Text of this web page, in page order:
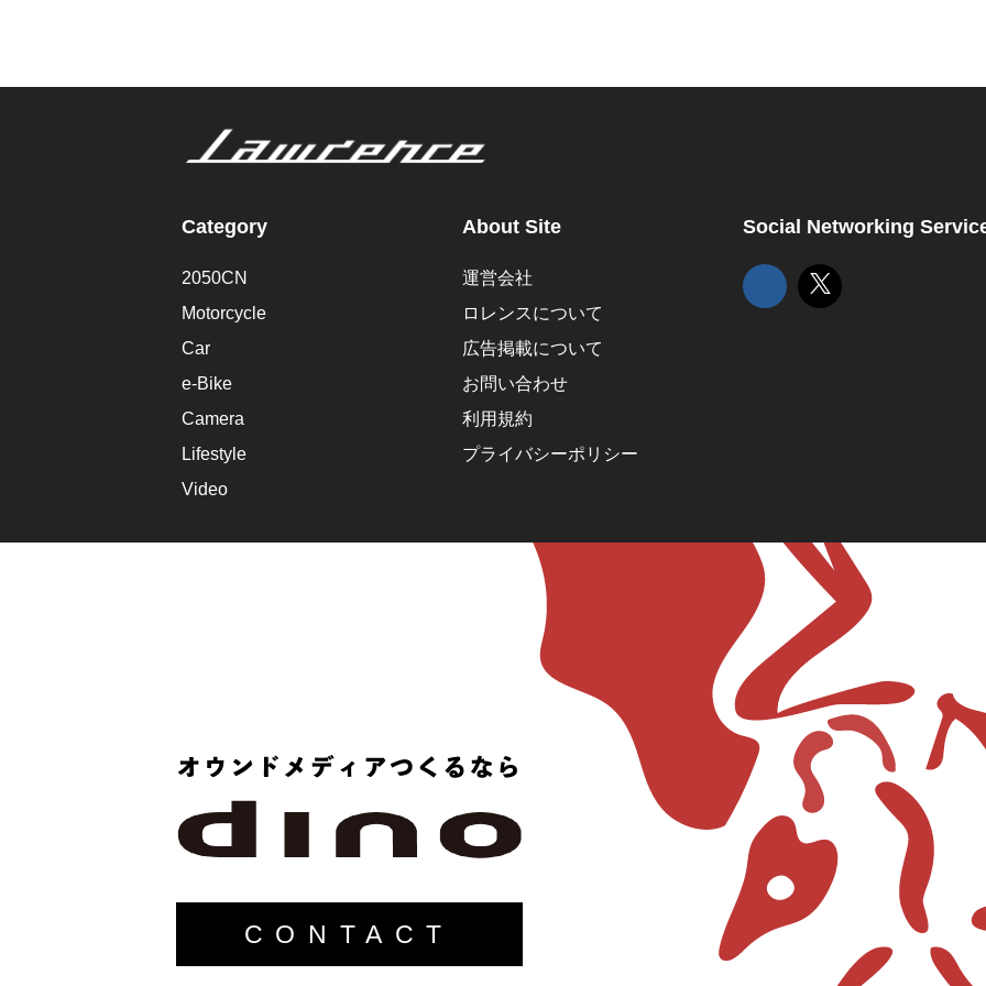
Category
2050CN
Motorcycle
Car
e-Bike
Camera
Lifestyle
Video
About Site
運営会社
ロレンスについて
広告掲載について
お問い合わせ
利用規約
プライバシーポリシー
Social Networking
CONTACT